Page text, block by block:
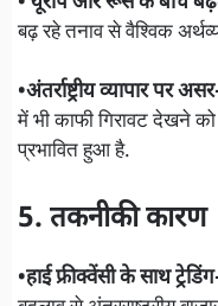
बढ़ रहे तनाव से वैश्विक
•अंतर्राष्ट्रीय व्यापार पर
में भी काफी गिरावट देखने को
प्रभावित हुआ है.
5. तकनीकी कारण
•हाई फ्रीक्वेंसी के साथ